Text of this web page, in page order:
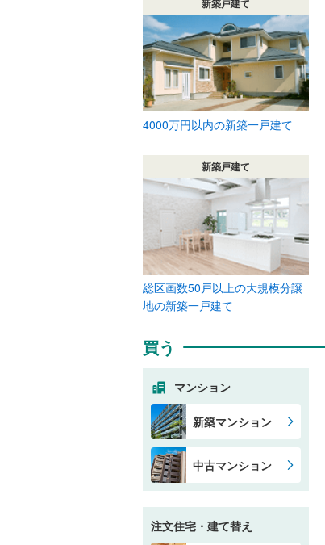
4000万円以内の新築一戸建て
新築戸建て
総区画数50戸以上の大規模分譲
地の新築一戸建て
買う
マンション
新築マンション
中古マンション
注文住宅・建て替え